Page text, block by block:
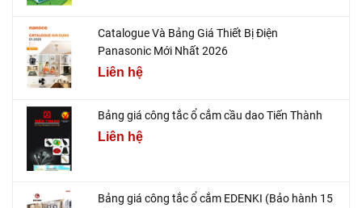
Catalogue Và Bảng Giá Thiết Bị Điện
Panasonic Mới Nhất 2026
Liên hệ
Bảng giá công tắc ổ cắm cầu dao Tiến Thành
Liên hệ
Bảng giá công tắc ổ cắm EDENKI (Bảo hành 15